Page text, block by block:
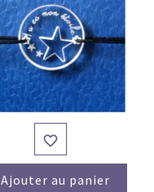

Ajouter au panier